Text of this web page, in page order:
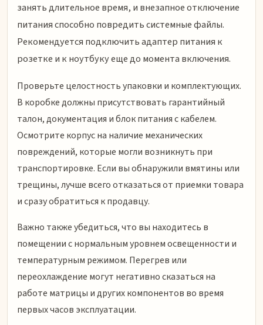
занять длительное время, и внезапное отключение
питания способно повредить системные файлы.
Рекомендуется подключить адаптер питания к
розетке и к ноутбуку еще до момента включения.
Проверьте целостность упаковки и комплектующих.
В коробке должны присутствовать гарантийный
талон, документация и блок питания с кабелем.
Осмотрите корпус на наличие механических
повреждений, которые могли возникнуть при
транспортировке. Если вы обнаружили вмятины или
трещины, лучше всего отказаться от приемки товара
и сразу обратиться к продавцу.
Важно также убедиться, что вы находитесь в
помещении с нормальным уровнем освещенности и
температурным режимом. Перегрев или
переохлаждение могут негативно сказаться на
работе матрицы и других компонентов во время
первых часов эксплуатации.